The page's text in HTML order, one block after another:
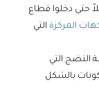
حتى دخلوا قطاع
المركزةالتي
النضج التي
بالشكل